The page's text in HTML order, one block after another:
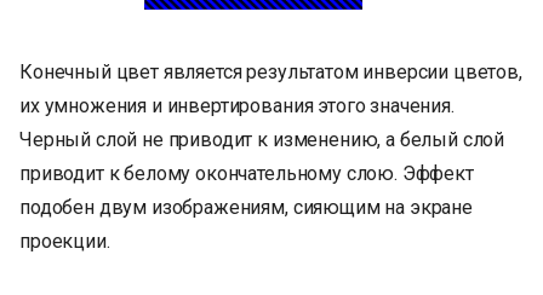
Конечный цвет является результатом инверсии цветов,
их умножения и инвертирования этого значения.
Черный слой не приводит к изменению, а белый слой
приводит к белому окончательному слою. Эффект
подобен двум изображениям, сияющим на экране
проекции.